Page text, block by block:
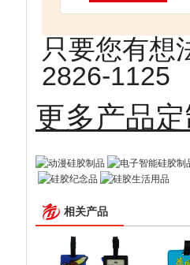
只要您有想
2826-1125
更多
相关产品